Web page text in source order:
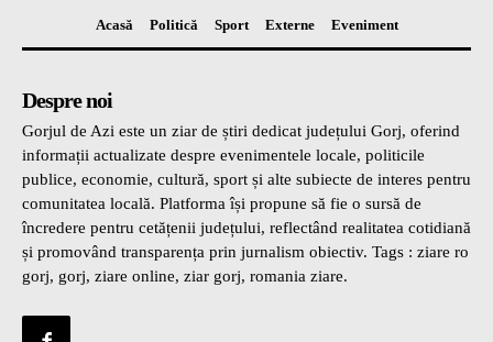
Acasă Politică Sport Externe Eveniment
Despre noi
Gorjul de Azi este un ziar de știri dedicat județului Gorj, oferind
informații actualizate despre evenimentele locale, politicile
publice, economie, cultură, sport și alte subiecte de interes pentru
comunitatea locală. Platforma își propune să fie o sursă de
încredere pentru cetățenii județului, reflectând realitatea cotidiană
și promovând transparența prin jurnalism obiectiv. Tags : ziare ro
gorj, gorj, ziare online, ziar gorj, romania ziare.